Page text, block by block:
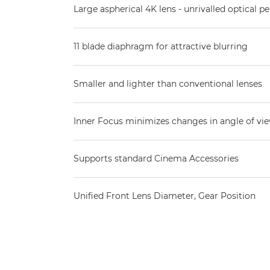
Large aspherical 4K lens - unrivalled optical
11 blade diaphragm for attractive blurring
Smaller and lighter than conventional lenses
Inner Focus minimizes changes in angle of
Supports standard Cinema Accessories
Unified Front Lens Diameter, Gear Position